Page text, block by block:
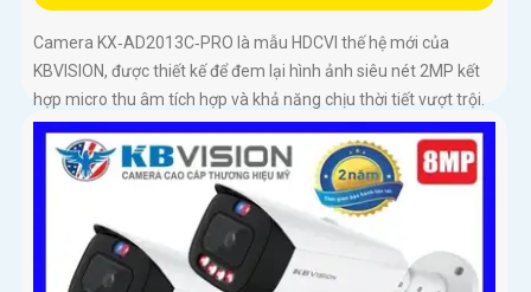
Camera KX‑AD2013C‑PRO là mẫu HDCVI thế hệ mới của
KBVISION, được thiết kế để đem lại hình ảnh siêu nét 2MP kết
hợp micro thu âm tích hợp và khả năng chịu thời tiết vượt trội.
Đây là giải pháp giám sát đáng tin cậy cho gia đình, cửa hàng,
nhà kho, xưởng sản xuất… hoạt động bền bỉ cả ngày lẫn đêm